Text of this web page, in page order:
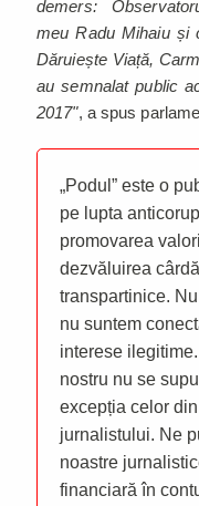
demers:
meu Radu Mihaiu și
Dăruiește Viață,
au semnalat public
2017", a spus
„Podul” este o
pe lupta
promovarea
dezvăluirea
transpartinice.
nu suntem
interese
nostru nu se
excepția celor
jurnalistului. Ne
noastre
financiară în